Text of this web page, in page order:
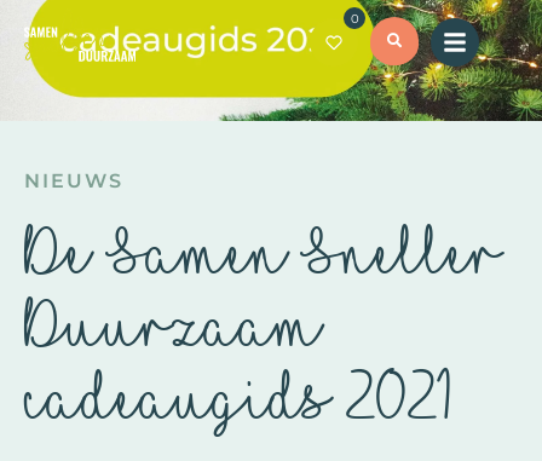
0
NIEUWS
De Samen Sneller
Duurzaam
cadeaugids 2021